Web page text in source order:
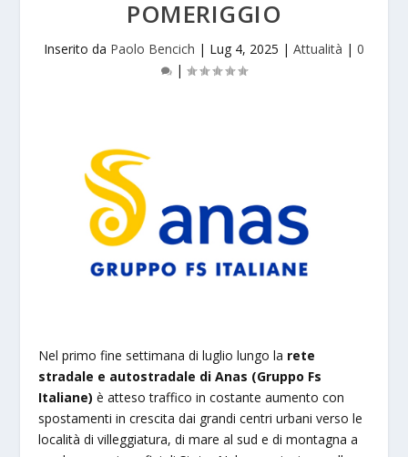
POMERIGGIO
Inserito da Paolo Bencich | Lug 4, 2025 | Attualità | 0
|
Nel primo fine settimana di luglio lungo la rete
stradale e autostradale di Anas (Gruppo Fs
Italiane) è atteso traffico in costante aumento con
spostamenti in crescita dai grandi centri urbani verso le
località di villeggiatura, di mare al sud e di montagna a